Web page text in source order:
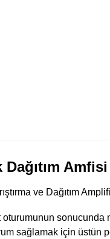
Amfisi
ve Dağıtım
oturumunun
sağlamak için üstün